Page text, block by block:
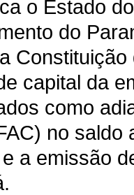
o Estado
do
Constituição
capital da
como
no saldo
a emissão